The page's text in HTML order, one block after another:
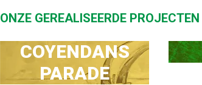
ONZE GEREALISEERDE PROJECTEN
COYENDANS
PARADE